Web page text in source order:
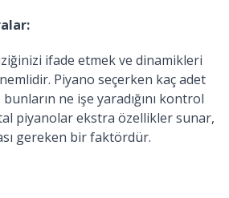
ifade etmek ve dinamikleri
Piyano seçerken kaç adet
ne işe yaradığını kontrol
piyanolar ekstra özellikler sunar,
gereken bir faktördür.